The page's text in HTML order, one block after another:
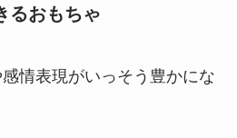
るおもちゃ
情表現がいっそう豊かにな